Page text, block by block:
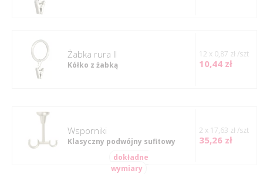
Żabka rura II
Kółko z żabką
12 x 0,87 zł /szt
10,44 zł
Wsporniki
Klasyczny podwójny sufitowy
2 x 17,63 zł /szt
35,26 zł
dokładne
wymiary